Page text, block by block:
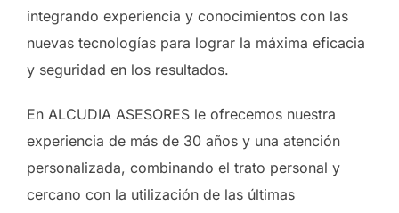
integrando experiencia y conocimientos con las
nuevas tecnologías para lograr la máxima eficacia
y seguridad en los resultados.
En ALCUDIA ASESORES le ofrecemos nuestra
experiencia de más de 30 años y una atención
personalizada, combinando el trato personal y
cercano con la utilización de las últimas